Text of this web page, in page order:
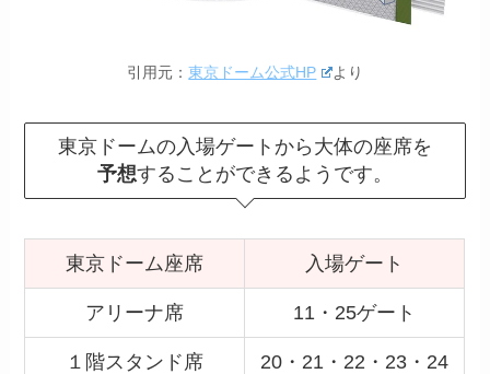
引用元：東京ドーム公式HP より
東京ドームの入場ゲートから大体の座席を
予想することができるようです。
東京ドーム座席 入場ゲート
アリーナ席 11・25ゲート
１階スタンド席
20・21・22・23・24